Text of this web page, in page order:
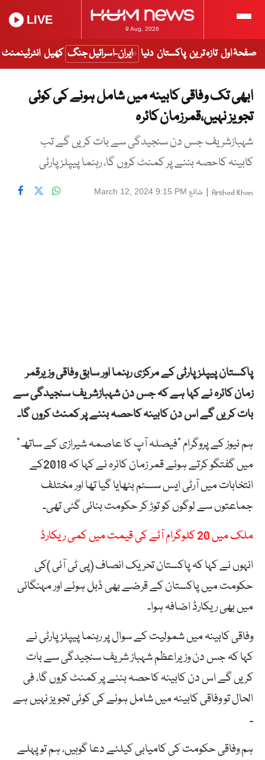
9 Aug, 2026
LIVE
صفحۂ اول تازہ ترین پاکستان دنیا ایران-اسرائیل جنگ کھیل انٹرٹینمنٹ
ابھی تک وفاقی کابینہ میں شامل ہونے کی کوئی
تجویز نہیں،قمرزمان کائرہ
شہبازشریف جس دن سنجیدگی سے بات کریں گے تب
کابینہ کاحصہ بننے پر کمنٹ کروں گا، رہنما پیپلز پارٹی
Arshad Khan
| شائع March 12, 2024 9:15 PM
پاکستان پیپلز پارٹی کے مرکزی رہنما اور سابق وفاقی وزیرقمر
زمان کائرہ نے کہا ہے کہ جس دن شہبازشریف سنجیدگی سے
بات کریں گے اس دن کابینہ کاحصہ بننے پر کمنٹ کروں گا۔
ہم نیوز کے پروگرام ”فیصلہ آپ کا عاصمہ شیرازی کے ساتھ”
میں گفتگو کرتے ہوئے قمر زمان کائرہ نے کہا کہ 2018کے
انتخابات میں آرٹی ایس سسٹم بٹھایا گیا تھا اور مختلف
جماعتوں سے لوگوں کو توڑ کر حکومت بنائی گئی تھی۔
ملک میں 20 کلوگرام آٹے کی قیمت میں کمی ریکارڈ
انہوں نے کہا کہ پاکستان تحریک انصاف (پی ٹی آئی )کی
حکومت میں پاکستان کے قرضے بھی ڈبل ہوئے اور مہنگائی
میں بھی ریکارڈ اضافہ ہوا۔
وفاقی کابینہ میں شمولیت کے سوال پر رہنما پیپلز پارٹی نے
کہا کہ جس دن وزیراعظم شہباز شریف سنجیدگی سے بات
کریں گے اس دن کابینہ کاحصہ بننے پر کمنٹ کروں گا، فی
الحال تو وفاقی کابینہ میں شامل ہونے کی کوئی تجویز نہیں ہے
۔
ہم وفاقی حکومت کی کامیابی کیلئے دعا گوہیں، ہم تو پہلے